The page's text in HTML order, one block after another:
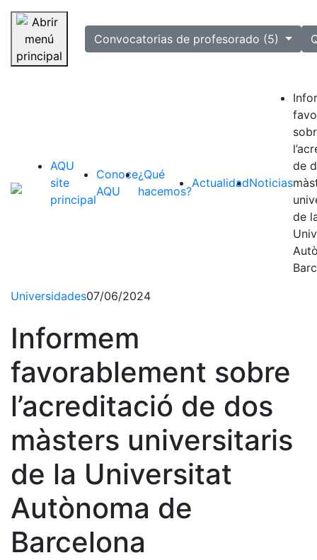
Saltar navegación
selectedConvocatorias de profesorado (5)
AQU
site
principal
Conoce
AQU
¿Qué
hacemos?
ActualidadNoticias
de
de
Universidades07/06/2024
Informem
favorablement sobre
l’acreditació de dos
màsters universitaris
de la Universitat
Autònoma de
Barcelona